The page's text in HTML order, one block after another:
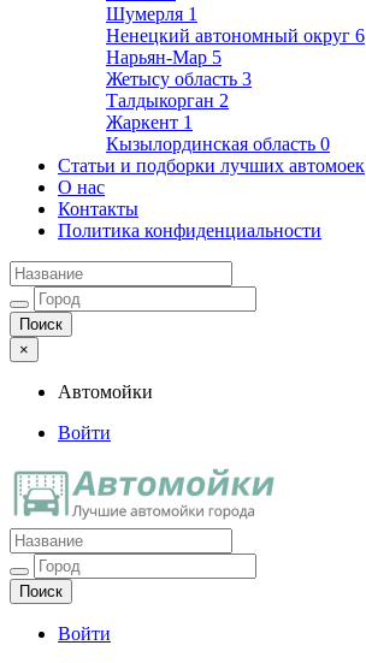
Шумерля 1
Ненецкий автономный округ 6
Нарьян-Мар 5
Жетысу область 3
Талдыкорган 2
Жаркент 1
Кызылординская область 0
Статьи и подборки лучших автомоек
О нас
Контакты
Политика конфиденциальности
×
Автомойки
Войти
Автомойки
Ещё один сайт на WordPress
Войти